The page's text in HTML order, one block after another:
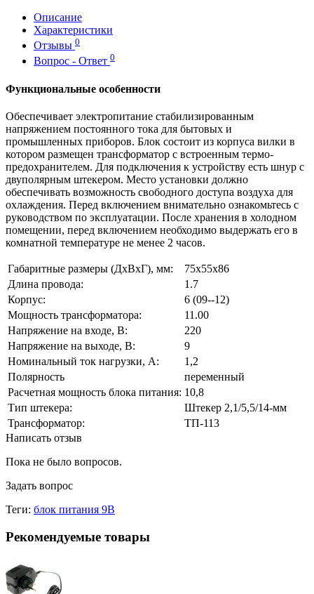
Описание
Характеристики
Отзывы 0
Вопрос - Ответ 0
Функциональные особенности
Обеспечивает электропитание стабилизированным
напряжением постоянного тока для бытовых и
промышленных приборов. Блок состоит из корпуса вилки в
котором размещен трансформатор с встроенным термо-
предохранителем. Для подключения к устройству есть шнур с
двуполярным штекером. Место установки должно
обеспечивать возможность свободного доступа воздуха для
охлаждения. Перед включением внимательно ознакомьтесь с
руководством по эксплуатации. После хранения в холодном
помещении, перед включением необходимо выдержать его в
комнатной температуре не менее 2 часов.
Габаритные размеры (ДхВхГ), мм:
75х55х86
Длина провода:
1.7
Корпус:
6 (09--12)
Мощность трансформатора:
11.00
Напряжение на входе, В:
220
Напряжение на выходе, В:
9
Номинальный ток нагрузки, А:
1,2
Полярность
переменный
Расчетная мощность блока питания: 10,8
Тип штекера:
Штекер 2,1/5,5/14-мм
Трансформатор:
ТП-113
Написать отзыв
Пока не было вопросов.
Задать вопрос
Теги: блок питания 9В
Рекомендуемые товары